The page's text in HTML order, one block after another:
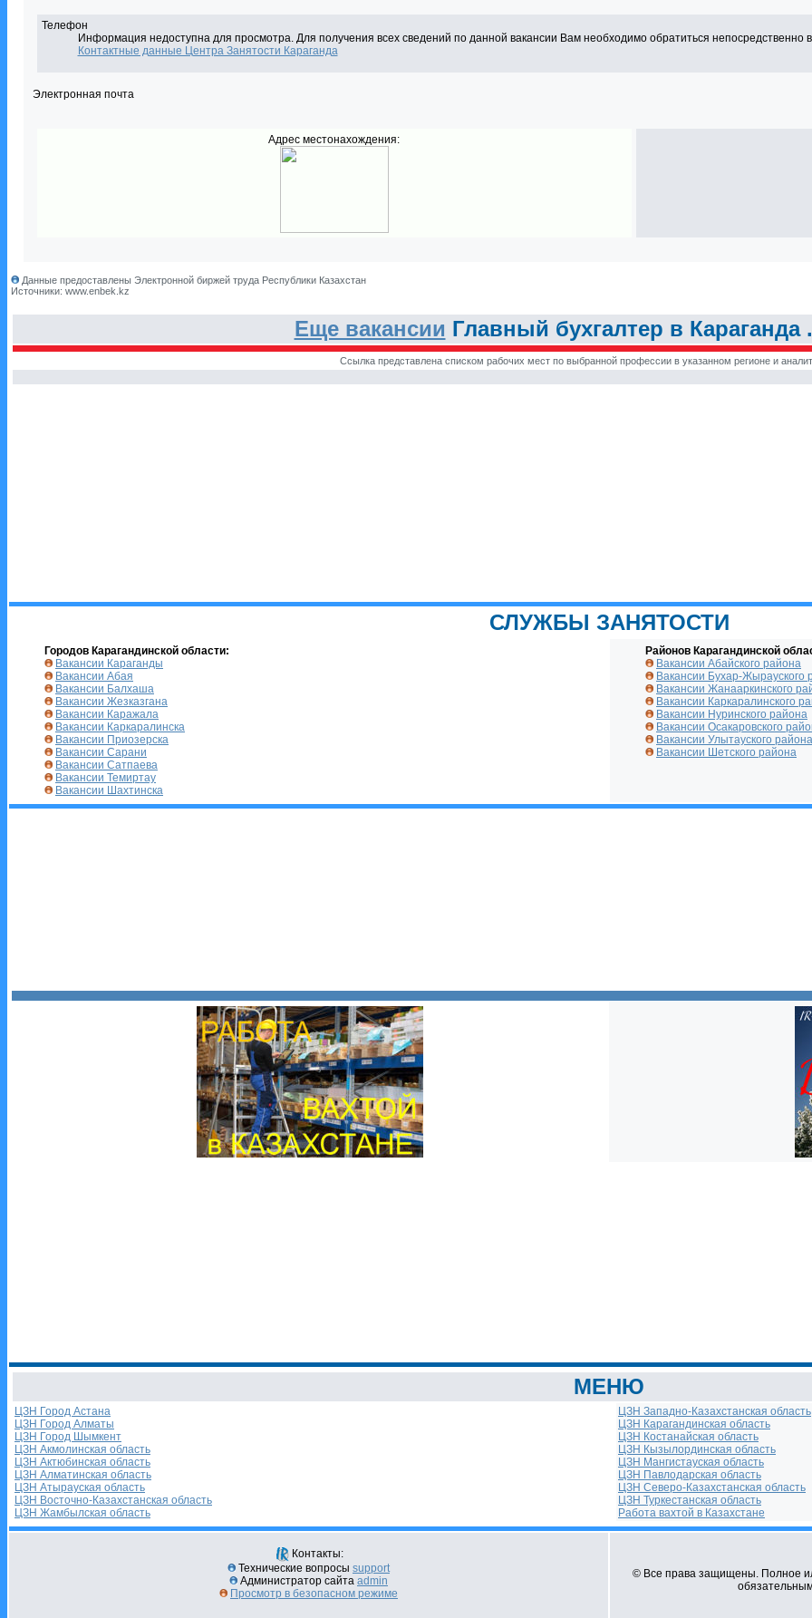
Телефон
Информация недоступна для просмотра. Для получения всех сведений по данной вакансии Вам необходимо обратиться
Контактные данные Центра Занятости Караганда
Электронная почта
Адрес местонахождения:
Данные предоставлены Электронной биржей труда Республики Казахстан
Источники: www.enbek.kz
Еще вакансии Главный бухгалтер в Караганда .
Ссылка представлена списком рабочих мест по выбранной профессии в указанном регионе и
СЛУЖБЫ ЗАНЯТОСТИ
Городов Карагандинской области:
Вакансии Караганды
Вакансии Абая
Вакансии Балхаша
Вакансии Жезказгана
Вакансии Каражала
Вакансии Каркаралинска
Вакансии Приозерска
Вакансии Сарани
Вакансии Сатпаева
Вакансии Темиртау
Вакансии Шахтинска
Районов Карагандинской
Вакансии Абайского района
Вакансии Бухар-Жырауского
Вакансии Жанааркинского
Вакансии Каркаралинского
Вакансии Нуринского района
Вакансии Осакаровского
Вакансии Улытауского района
Вакансии Шетского района
МЕНЮ
ЦЗН Город Астана
ЦЗН Город Алматы
ЦЗН Город Шымкент
ЦЗН Акмолинская область
ЦЗН Актюбинская область
ЦЗН Алматинская область
ЦЗН Атырауская область
ЦЗН Восточно-Казахстанская область
ЦЗН Жамбылская область
ЦЗН Западно-Казахстанская область
ЦЗН Карагандинская область
ЦЗН Костанайская область
ЦЗН Кызылординская область
ЦЗН Мангистауская область
ЦЗН Павлодарская область
ЦЗН Северо-Казахстанская область
ЦЗН Туркестанская область
Работа вахтой в Казахстане
Контакты:
Технические вопросы support
Администратор сайта admin
Просмотр в безопасном режиме
© Все права защищены. Полное